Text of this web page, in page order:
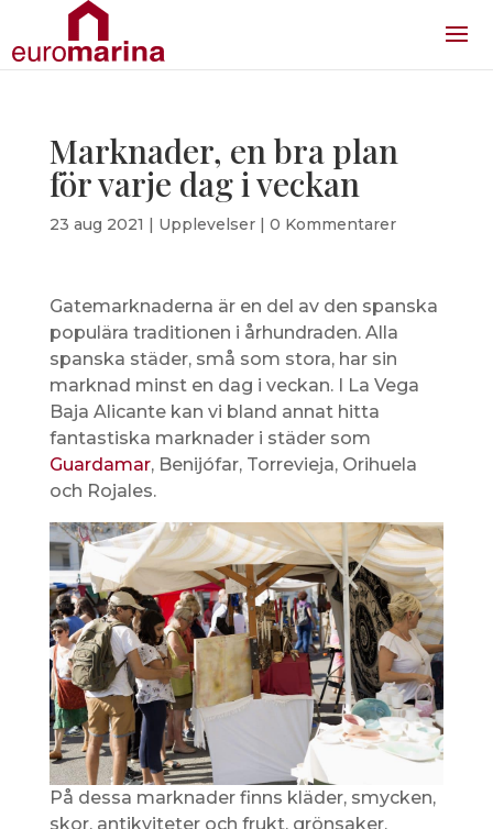
Marknader, en bra plan
för varje dag i veckan
23 aug 2021 | Upplevelser| 0 Kommentarer
Gatemarknaderna är en del av den spanska
populära traditionen i århundraden. Alla
spanska städer, små som stora, har sin
marknad minst en dag i veckan. I La Vega
Baja Alicante kan vi bland annat hitta
fantastiska marknader i städer som
Guardamar, Benijófar, Torrevieja, Orihuela
och Rojales.
På dessa marknader finns kläder, smycken,
skor, antikviteter och frukt, grönsaker,